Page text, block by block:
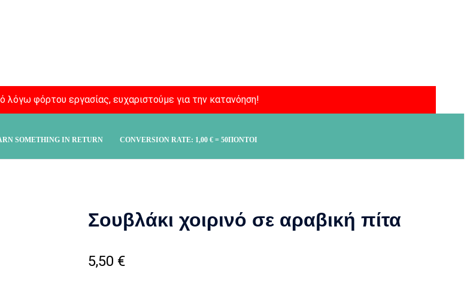
λόγω φόρτου εργασίας, ευχαριστούμε για την κατανόηση!
SOMETHING IN RETURN CONVERSION RATE: 1,00 € = 50ΠΌΝΤΟΙ
Σουβλάκι χοιρινό σε αραβική πίτα
5,50 €